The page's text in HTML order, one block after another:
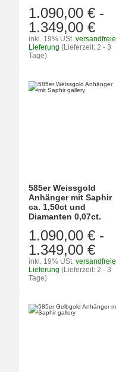
1.090,00 € -
1.349,00 €
inkl. 19% USt. versandfreie
Lieferung (Lieferzeit: 2 - 3
Tage)
585er Weissgold
Anhänger mit Saphir
ca. 1,50ct und
Diamanten 0,07ct.
1.090,00 € -
1.349,00 €
inkl. 19% USt. versandfreie
Lieferung (Lieferzeit: 2 - 3
Tage)